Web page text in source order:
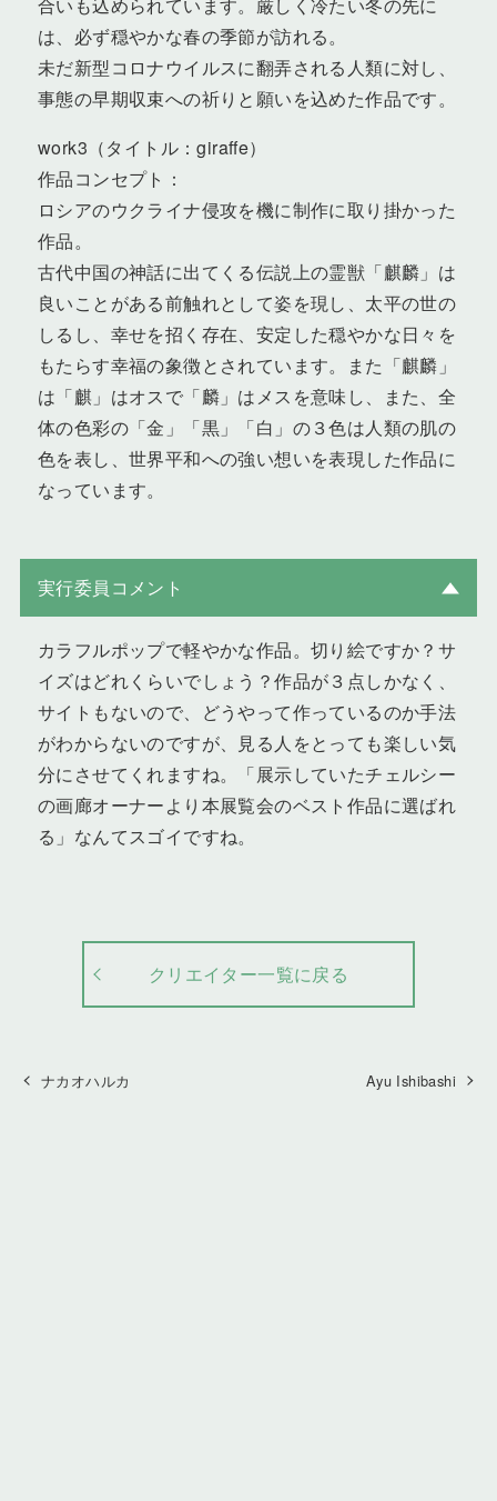
は、必ず穏やかな春の季節が訪れる。
未だ新型コロナウイルスに翻弄される人類に対し、
事態の早期収束への祈りと願いを込めた作品です。
work3（タイトル：giraffe）
作品コンセプト：
ロシアのウクライナ侵攻を機に制作に取り掛かった
作品。
古代中国の神話に出てくる伝説上の霊獣「麒麟」は
良いことがある前触れとして姿を現し、太平の世の
しるし、幸せを招く存在、安定した穏やかな日々を
もたらす幸福の象徴とされています。また「麒麟」
は「麒」はオスで「麟」はメスを意味し、また、全
体の色彩の「金」「黒」「白」の３色は人類の肌の
色を表し、世界平和への強い想いを表現した作品に
なっています。
実行委員コメント
カラフルポップで軽やかな作品。切り絵ですか？サ
イズはどれくらいでしょう？作品が３点しかなく、
サイトもないので、どうやって作っているのか手法
がわからないのですが、見る人をとっても楽しい気
分にさせてくれますね。「展示していたチェルシー
の画廊オーナーより本展覧会のベスト作品に選ばれ
る」なんてスゴイですね。
クリエイター一覧に戻る
ナカオハルカ Ayu Ishibashi